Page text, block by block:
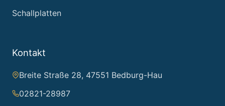
Schallplatten
Kontakt
Breite Straße 28, 47551 Bedburg-Hau
02821-28987